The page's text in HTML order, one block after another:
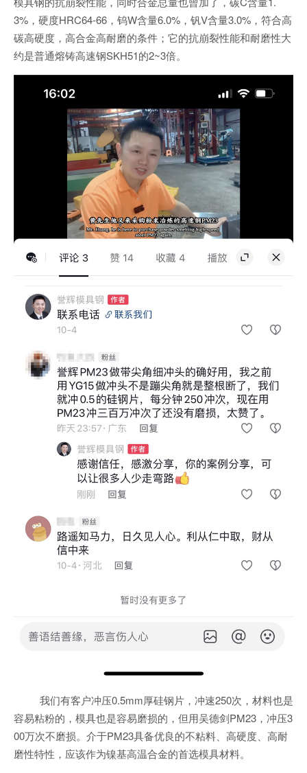
3%，硬度HRC64-66，钨W含量6.0%，钒V含量3.0%，符合高
碳高硬度，高合金高耐磨的条件；它的抗崩裂性能和耐磨性大
约是普通熔铸高速钢SKH51的2~3倍。
我们有客户冲压0.5mm厚硅钢片，冲速250次，材料也是
容易粘粉的，模具也是容易磨损的，但用吴德剑PM23，冲压3
00万次不磨损。介于PM23具备优良的不粘料、高硬度、高耐
磨性特性，应该作为镍基高温合金的首选模具材料。